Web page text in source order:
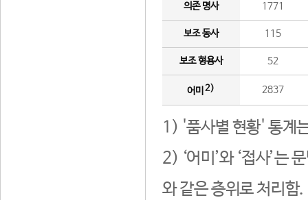
의존 명사 1771
보조 동사 115
보조 형용사 52
어미 2) 2837
1) '품사별 현황' 통계
2) ‘어미’와 ‘접사’는
와 같은 층위로 처리함.